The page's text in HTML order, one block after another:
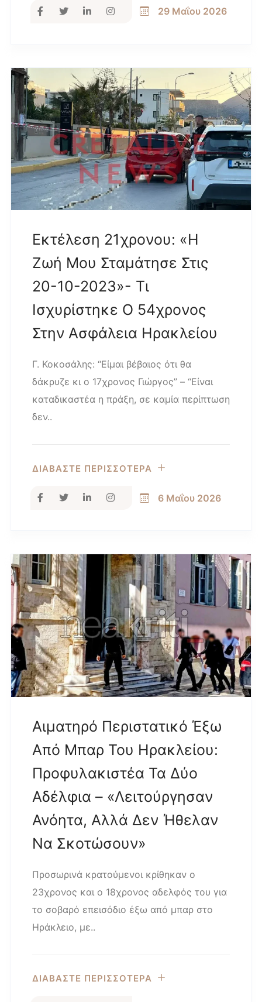
29 Μαΐου 2026
Εκτέλεση 21χρονου: «Η
Ζωή Μου Σταμάτησε Στις
20-10-2023»- Τι
Ισχυρίστηκε Ο 54χρονος
Στην Ασφάλεια Ηρακλείου
Γ. Κοκοσάλης: “Είμαι βέβαιος ότι θα
δάκρυζε κι ο 17χρονος Γιώργος” – “Είναι
καταδικαστέα η πράξη, σε καμία περίπτωση
δεν..
ΔΙΑΒΑΣΤΕ ΠΕΡΙΣΣΟΤΕΡΑ
6 Μαΐου 2026
Αιματηρό Περιστατικό Έξω
Από Μπαρ Του Ηρακλείου:
Προφυλακιστέα Τα Δύο
Αδέλφια – «Λειτούργησαν
Ανόητα, Αλλά Δεν Ήθελαν
Να Σκοτώσουν»
Προσωρινά κρατούμενοι κρίθηκαν ο
23χρονος και ο 18χρονος αδελφός του για
το σοβαρό επεισόδιο έξω από μπαρ στο
Ηράκλειο, με..
ΔΙΑΒΑΣΤΕ ΠΕΡΙΣΣΟΤΕΡΑ